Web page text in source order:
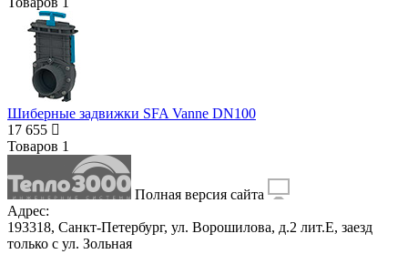
Шиберные задвижки SFA Vanne DN100
17 655
Товаров 1
Полная версия сайта
Адрес:
193318, Санкт-Петербург, ул. Ворошилова, д.2 лит.Е, заезд
только с ул. Зольная